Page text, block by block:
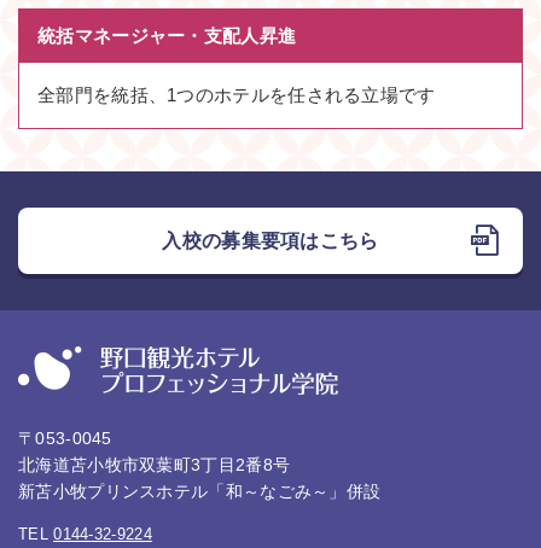
統括マネージャー・支配人昇進
全部門を統括、1つのホテルを任される立場です
入校の募集要項はこちら
〒053-0045
北海道苫小牧市双葉町3丁目2番8号
新苫小牧プリンスホテル「和～なごみ～」併設
TEL0144-32-9224